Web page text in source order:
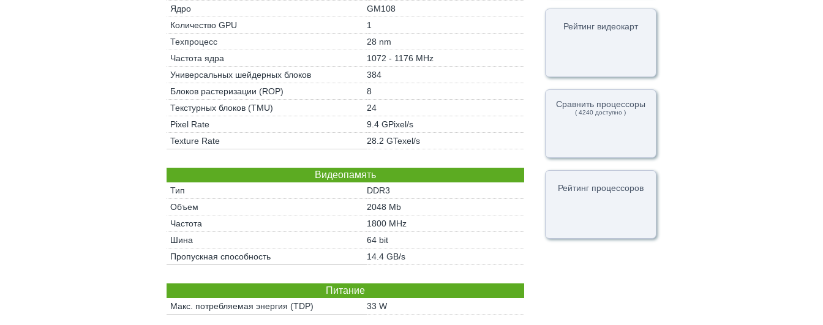
Ядро
GM108
Количество GPU
1
Техпроцесс
28 nm
Частота ядра
1072 - 1176 MHz
Универсальных шейдерных блоков
384
Блоков растеризации (ROP)
8
Текстурных блоков (TMU)
24
Pixel Rate
9.4 GPixel/s
Texture Rate
28.2 GTexel/s
Видеопамять
Тип
DDR3
Объем
2048 Mb
Частота
1800 MHz
Шина
64 bit
Пропускная способность
14.4 GB/s
Питание
Макс. потребляемая энергия (TDP) 33 W
Рейтинг видеокарт
Сравнить процессоры
( 4240 доступно )
Рейтинг процессоров